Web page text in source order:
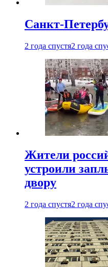
Санкт-
2 года спустя2 года
Жители
устроили
двору
2 года спустя2 года